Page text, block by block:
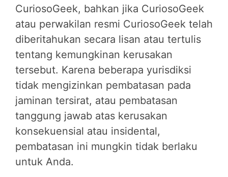
CuriosoGeek, bahkan jika CuriosoGeek
atau perwakilan resmi CuriosoGeek telah
diberitahukan secara lisan atau tertulis
tentang kemungkinan kerusakan
tersebut. Karena beberapa yurisdiksi
tidak mengizinkan pembatasan pada
jaminan tersirat, atau pembatasan
tanggung jawab atas kerusakan
konsekuensial atau insidental,
pembatasan ini mungkin tidak berlaku
untuk Anda.